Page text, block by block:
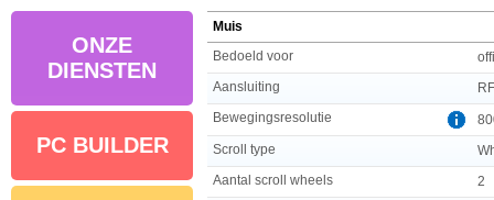
ONZE
DIENSTEN
PC BUILDER
Muis
Bedoeld voor
Aansluiting
Bewegingsresolutie
Scroll type
Aantal scroll wheels
2